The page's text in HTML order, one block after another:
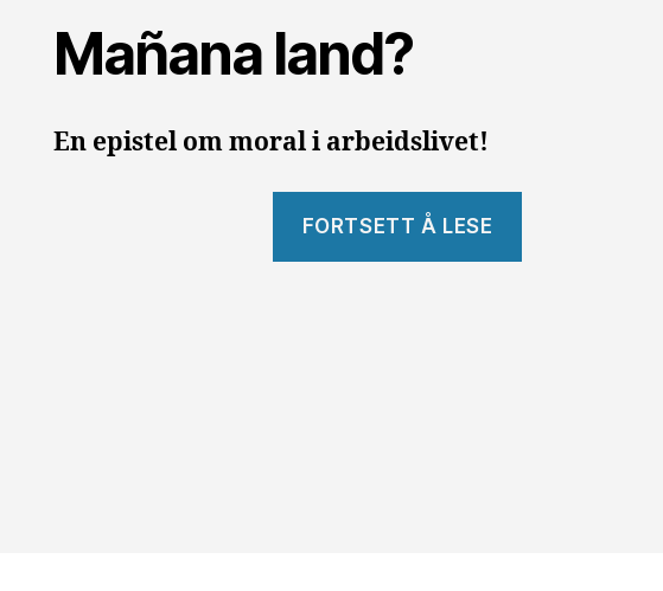
Mañana land?
En epistel om moral i arbeidslivet!
FORTSETT Å LESE